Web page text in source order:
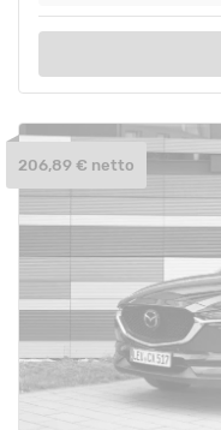
206,89 € netto